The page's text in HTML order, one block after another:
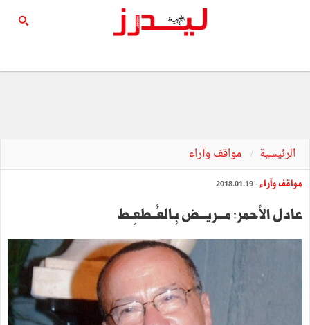
الرئيسية مواقف وآراء
مواقف وآراء- 2018.01.19
عادل الأحمر: مـــريـــض بِـالعُــطعِـط